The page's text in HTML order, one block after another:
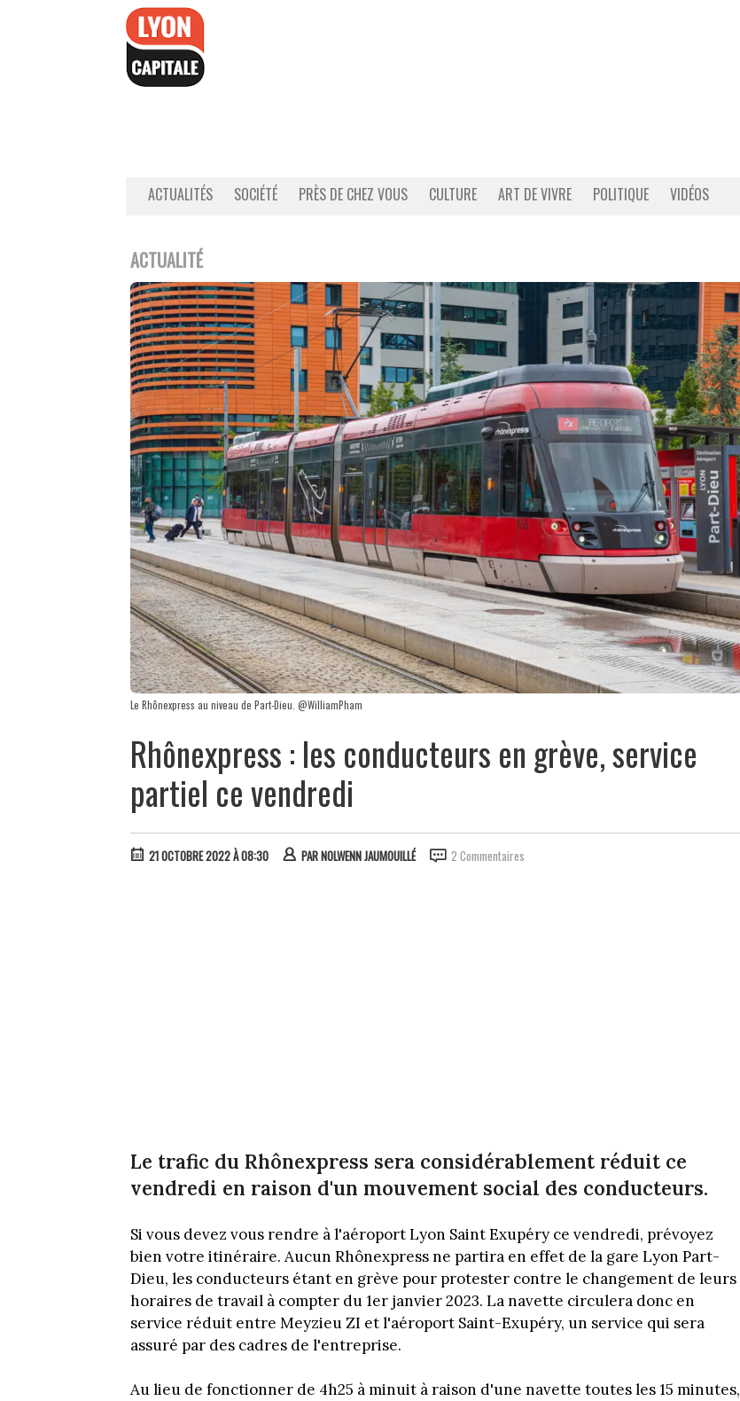
ACTUALITÉS SOCIÉTÉ PRÈS DE CHEZ VOUS CULTURE ART DE VIVRE POLITIQUE VIDÉOS
ACTUALITÉ
Le Rhônexpress au niveau de Part-Dieu. @WilliamPham
Rhônexpress : les conducteurs en grève, service
partiel ce vendredi
21 OCTOBRE 2022 À 08:30 PARNOLWENN JAUMOUILLÉ 2 Commentaires
Le trafic du Rhônexpress sera considérablement réduit ce
vendredi en raison d'un mouvement social des conducteurs.
Si vous devez vous rendre à l'aéroport Lyon Saint Exupéry ce vendredi, prévoyez
bien votre itinéraire. Aucun Rhônexpress ne partira en effet de la gare Lyon Part-
Dieu, les conducteurs étant en grève pour protester contre le changement de leurs
horaires de travail à compter du 1er janvier 2023. La navette circulera donc en
service réduit entre Meyzieu ZI et l'aéroport Saint-Exupéry, un service qui sera
assuré par des cadres de l'entreprise.
Au lieu de fonctionner de 4h25 à minuit à raison d'une navette toutes les 15 minutes,